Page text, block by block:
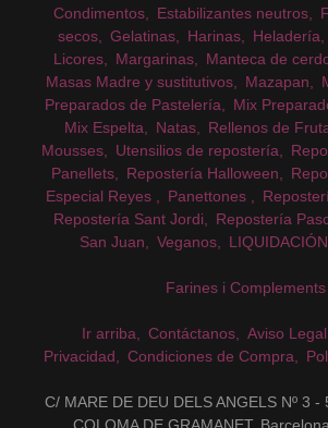
Condimentos
Estabilizantes neutros
secos
Gelatinas Harinas Heladería
Licores
Margarinas Manteca de
Masas Madre y sustitutivos
Mazapan
Preparados de Pastelería
Mix
Mix Espelta
Natas Rellenos de
Mousses
Utensilios de repostería
Panellets
Repostería Halloween
Especial Reyes
Panettones
Repostería Sant Jordi
Repostería
San Juan
Veganos
Farines i Complements
Ir arriba Contáctanos Aviso Legal
Privacidad
Condiciones de Compra
C/ MARE DE DEU DELS ANGELS Nº 3 -
COLOMA DE GRAMANET,